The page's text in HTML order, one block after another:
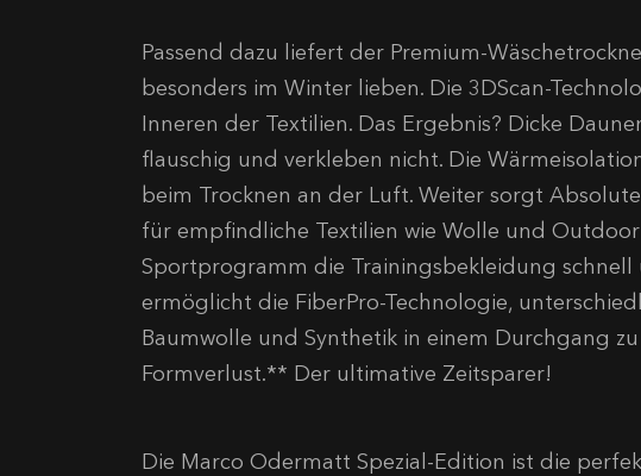
Passend dazu liefert der Premium-
besonders im Winter lieben. Die 3DScan-
Inneren der Textilien. Das Ergebnis? Dicke
flauschig und verkleben nicht. Die
beim Trocknen an der Luft. Weiter sorgt
für empfindliche Textilien wie Wolle und
Sportprogramm die Trainingsbekleidung
ermöglicht die FiberPro-Technologie,
Baumwolle und Synthetik in einem Durchgang
Formverlust.** Der ultimative Zeitsparer!
Die Marco Odermatt Spezial-Edition ist die